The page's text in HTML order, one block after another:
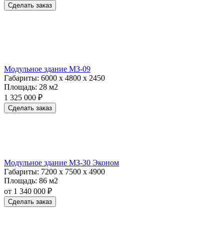
Сделать заказ
Модульное здание МЗ-09
Габариты: 6000 х 4800 х 2450
Площадь: 28 м2
1 325 000 ₽
Сделать заказ
Модульное здание МЗ-30 Эконом
Габариты: 7200 х 7500 х 4900
Площадь: 86 м2
от 1 340 000 ₽
Сделать заказ